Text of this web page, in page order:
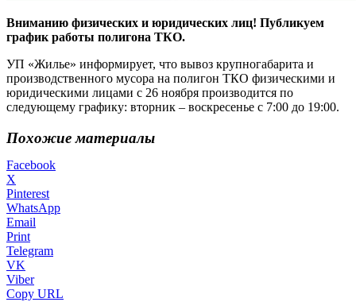
Вниманию физических и юридических лиц! Публикуем
график работы полигона ТКО.
УП «Жилье» информирует, что вывоз крупногабарита и
производственного мусора на полигон ТКО физическими и
юридическими лицами с 26 ноября производится по
следующему графику: вторник – воскресенье с 7:00 до 19:00.
Похожие материалы
Facebook
X
Pinterest
WhatsApp
Email
Print
Telegram
VK
Viber
Copy URL